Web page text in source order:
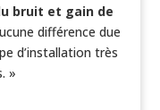
bruit et gain de
différence due
d’installation très
»